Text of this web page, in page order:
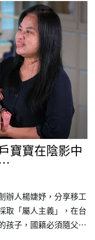
是一群在台灣沒有身
外籍新生兒與幼童。
與「不確定」的標籤。
心裡。我反覆思考：
也能有一種行動，溫
望？於是，在幾位媽
集生活用品與玩具，
寶寶在陰影中
辦人楊婕妤，分享移工
取「屬人主義」，在台
孩子，國籍必須隨父